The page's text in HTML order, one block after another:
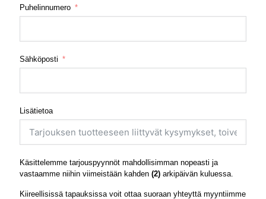
Puhelinnumero
Sähköposti
Lisätietoa
Käsittelemme tarjouspyynnöt mahdollisimman nopeasti ja
vastaamme niihin viimeistään kahden (2) arkipäivän kuluessa.
Kiireellisissä tapauksissa voit ottaa suoraan yhteyttä myyntiimme